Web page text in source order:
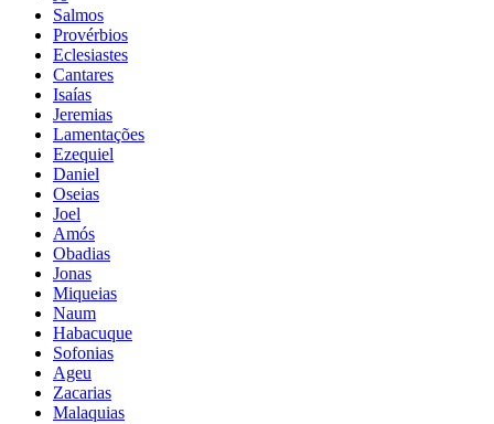
Salmos
Provérbios
Eclesiastes
Cantares
Isaías
Jeremias
Lamentações
Ezequiel
Daniel
Oseias
Joel
Amós
Obadias
Jonas
Miqueias
Naum
Habacuque
Sofonias
Ageu
Zacarias
Malaquias